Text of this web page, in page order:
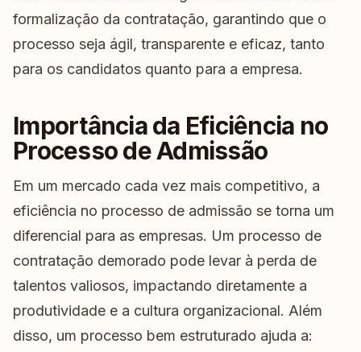
formalização da contratação, garantindo que o
processo seja ágil, transparente e eficaz, tanto
para os candidatos quanto para a empresa.
Importância da Eficiência no
Processo de Admissão
Em um mercado cada vez mais competitivo, a
eficiência no processo de admissão se torna um
diferencial para as empresas. Um processo de
contratação demorado pode levar à perda de
talentos valiosos, impactando diretamente a
produtividade e a cultura organizacional. Além
disso, um processo bem estruturado ajuda a: